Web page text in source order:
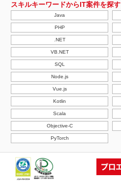
スキルキーワードからIT案件を探す
Java
PHP
.NET
VB.NET
SQL
Node.js
Vue.js
Kotlin
Scala
Objective-C
PyTorch